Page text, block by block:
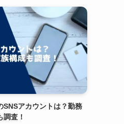
SNSアカウントは？勤務
査！